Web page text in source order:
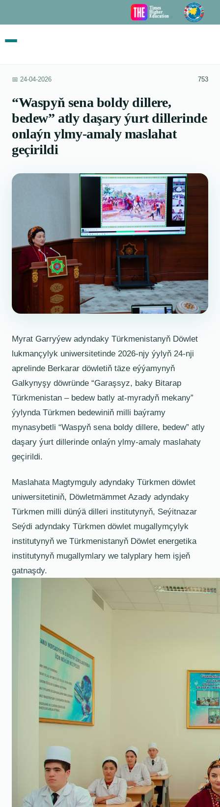
📅 24-04-2026 753
“Waspyň sena boldy dillere,
bedew” atly daşary ýurt dillerinde
onlaýn ylmy-amaly maslahat
geçirildi
Myrat Garryýew adyndaky Türkmenistanyň Döwlet
lukmançylyk uniwersitetinde 2026-njy ýylyň 24-nji
aprelinde Berkarar döwletiň täze eýýamynyň
Galkynyşy döwründe “Garaşsyz, baky Bitarap
Türkmenistan – bedew batly at-myradyň mekany”
ýylynda Türkmen bedewiniň milli baýramy
mynasybetli “Waspyň sena boldy dillere, bedew” atly
daşary ýurt dillerinde onlaýn ylmy-amaly maslahaty
geçirildi.
Maslahata Magtymguly adyndaky Türkmen döwlet
uniwersitetiniň, Döwletmämmet Azady adyndaky
Türkmen milli dünýä dilleri institutynyň, Seýitnazar
Seýdi adyndaky Türkmen döwlet mugallymçylyk
institutynyň we Türkmenistanyň Döwlet energetika
institutynyň mugallymlary we talyplary hem işjeň
gatnaşdy.